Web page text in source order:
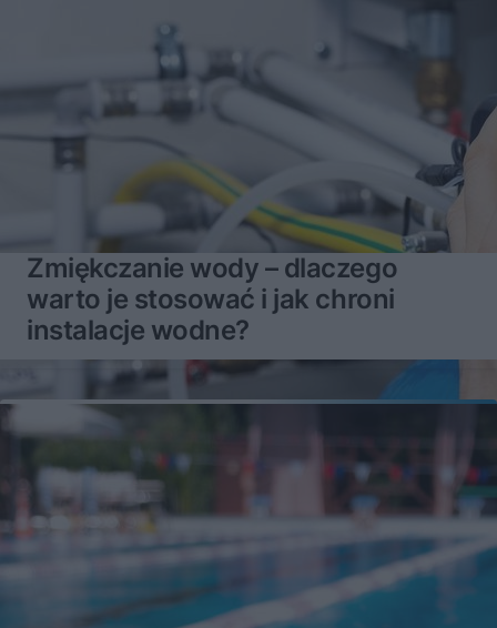
Zmiękczanie wody – dlaczego
warto je stosować i jak chroni
instalacje wodne?